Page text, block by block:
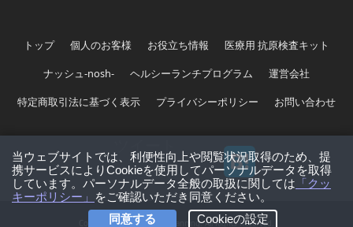
トップ 個人のお客様 お役立ち情報
医療用 抗原検査キット
ナッシュ-nosh-
ヘルシーランチプログラム
運営会社
特定商取引法に基づく表示
プライバシーポリシー お問い合わせ
ツイート
Copyright　©sustainable planning. All Rights Reserved.